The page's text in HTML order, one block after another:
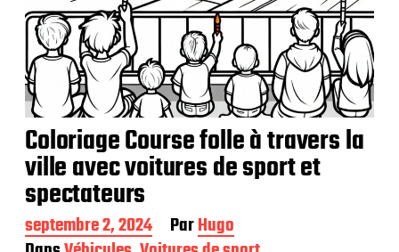
Coloriage Course folle à travers la
ville avec voitures de sport et
spectateurs
D
a
septembre 2, 2024 ParHugo